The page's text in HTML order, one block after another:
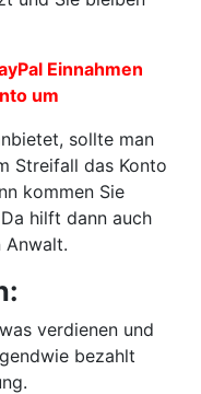
Einnahmen
um
sollte man
Streifall das Konto
kommen Sie
hilft dann auch
Anwalt.
verdienen und
bezahlt